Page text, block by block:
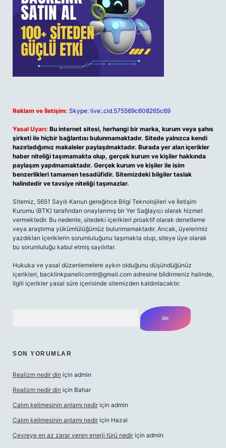
Reklam ve İletişim: Skype: live:.cid.575569c608265c69
Yasal Uyarı: Bu internet sitesi, herhangi bir marka, kurum veya şahıs
şirketi ile hiçbir bağlantısı bulunmamaktadır. Sitede yalnızca kendi
hazırladığımız makaleler paylaşılmaktadır. Burada yer alan içerikler
haber niteliği taşımamakta olup, gerçek kurum ve kişiler hakkında
paylaşım yapılmamaktadır. Gerçek kurum ve kişiler ile isim
benzerlikleri tamamen tesadüfidir. Sitemizdeki bilgiler taslak
halindedir ve tavsiye niteliği taşımazlar.
Sitemiz, 5651 Sayılı Kanun gereğince Bilgi Teknolojileri ve İletişim
Kurumu (BTK) tarafından onaylanmış bir Yer Sağlayıcı olarak hizmet
vermektedir. Bu nedenle, sitedeki içerikleri proaktif olarak denetleme
veya araştırma yükümlülüğümüz bulunmamaktadır. Ancak, üyelerimiz
yazdıkları içeriklerin sorumluluğunu taşımakta olup, siteye üye olarak
bu sorumluluğu kabul etmiş sayılırlar.
Hukuka ve yasal düzenlemelere aykırı olduğunu düşündüğünüz
içerikleri, backlinkpanelicomtr@gmail.com adresine bildirmeniz halinde,
ilgili içerikler yasal süre içerisinde sitemizden kaldırılacaktır.
SON YORUMLAR
Realizm nedir din için admin
Realizm nedir din için Bahar
Çalım kelimesinin anlamı nedir için admin
Çalım kelimesinin anlamı nedir için Hazal
Çevreye en az zarar veren enerji türü nedir için admin